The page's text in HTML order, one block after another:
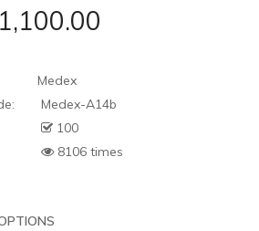
Medex
Medex-A14b
100
8106 times